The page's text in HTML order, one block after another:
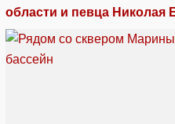
области и певца Николая